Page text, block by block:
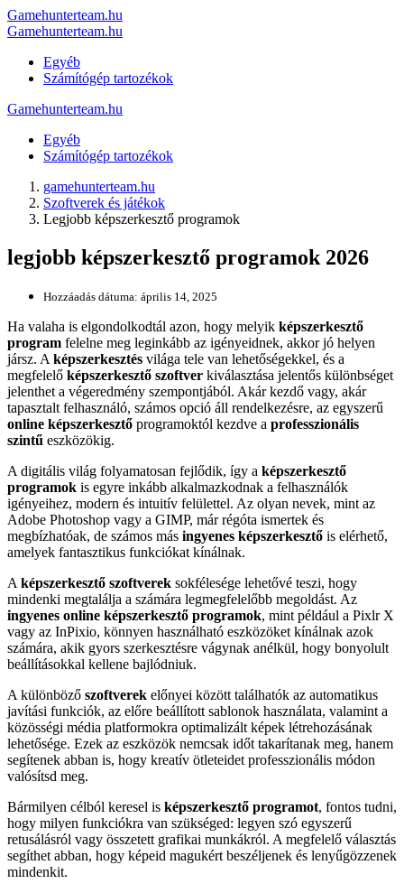
Gamehunterteam.hu
Gamehunterteam.hu
Egyéb
Számítógép tartozékok
Gamehunterteam.hu
Egyéb
Számítógép tartozékok
gamehunterteam.hu
Szoftverek és játékok
Legjobb képszerkesztő programok
legjobb képszerkesztő programok 2026
Hozzáadás dátuma: április 14, 2025
Ha valaha is elgondolkodtál azon, hogy melyik képszerkesztő
program felelne meg leginkább az igényeidnek, akkor jó helyen
jársz. A képszerkesztés világa tele van lehetőségekkel, és a
megfelelő képszerkesztő szoftver kiválasztása jelentős különbséget
jelenthet a végeredmény szempontjából. Akár kezdő vagy, akár
tapasztalt felhasználó, számos opció áll rendelkezésre, az egyszerű
online képszerkesztő programoktól kezdve a professzionális
szintű eszközökig.
A digitális világ folyamatosan fejlődik, így a képszerkesztő
programok is egyre inkább alkalmazkodnak a felhasználók
igényeihez, modern és intuitív felülettel. Az olyan nevek, mint az
Adobe Photoshop vagy a GIMP, már régóta ismertek és
megbízhatóak, de számos más ingyenes képszerkesztő is elérhető,
amelyek fantasztikus funkciókat kínálnak.
A képszerkesztő szoftverek sokfélesége lehetővé teszi, hogy
mindenki megtalálja a számára legmegfelelőbb megoldást. Az
ingyenes online képszerkesztő programok, mint például a Pixlr X
vagy az InPixio, könnyen használható eszközöket kínálnak azok
számára, akik gyors szerkesztésre vágynak anélkül, hogy bonyolult
beállításokkal kellene bajlódniuk.
A különböző szoftverek előnyei között találhatók az automatikus
javítási funkciók, az előre beállított sablonok használata, valamint a
közösségi média platformokra optimalizált képek létrehozásának
lehetősége. Ezek az eszközök nemcsak időt takarítanak meg, hanem
segítenek abban is, hogy kreatív ötleteidet professzionális módon
valósítsd meg.
Bármilyen célból keresel is képszerkesztő programot, fontos tudni,
hogy milyen funkciókra van szükséged: legyen szó egyszerű
retusálásról vagy összetett grafikai munkákról. A megfelelő választás
segíthet abban, hogy képeid magukért beszéljenek és lenyűgözzenek
mindenkit.